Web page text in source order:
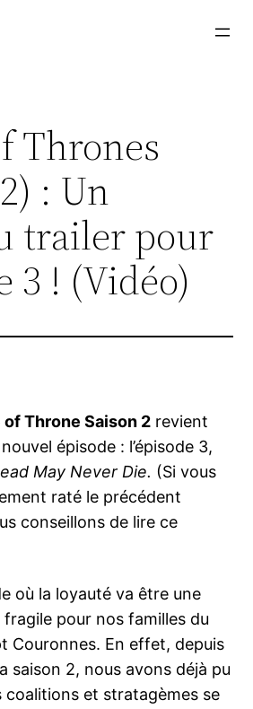
Thrones
: Un
trailer pour
3 ! (Vidéo)
of Throne Saison 2 revient
épisode : l’épisode 3,
May Never Die. (Si vous
raté le précédent
conseillons de lire ce
où la loyauté va être une
pour nos familles du
Couronnes. En effet, depuis
saison 2, nous avons déjà pu
coalitions et stratagèmes se